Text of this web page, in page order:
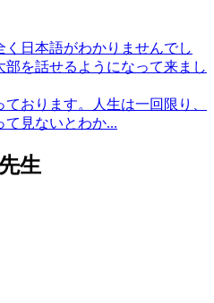
日本語がわかりませんでし
を話せるようになって来まし
おります。人生は一回限り、
て見ないとわか...
生